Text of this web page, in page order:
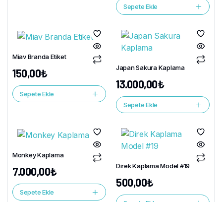
Sepete Ekle
Miav Branda Etiket
150,00₺
Sepete Ekle
Japan Sakura Kaplama
13.000,00₺
Sepete Ekle
Monkey Kaplama
7.000,00₺
Sepete Ekle
Direk Kaplama Model #19
500,00₺